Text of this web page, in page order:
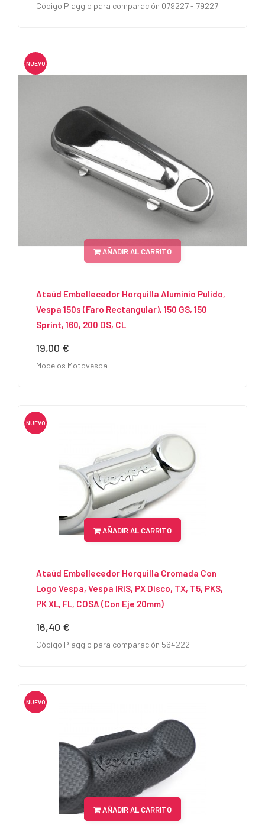
Código Piaggio para comparación 079227 - 79227
NUEVO
AÑADIR AL CARRITO
Ataúd Embellecedor Horquilla Aluminio Pulido,
Vespa 150s (faro Rectangular), 150 GS, 150
Sprint, 160, 200 DS, CL
Precio
19,00 €
Modelos Motovespa
NUEVO
AÑADIR AL CARRITO
Ataúd Embellecedor Horquilla Cromada Con
Logo Vespa, Vespa IRIS, PX Disco, TX, T5, PKS,
PK XL, FL, COSA (con Eje 20mm)
Precio
16,40 €
Código Piaggio para comparación 564222
NUEVO
AÑADIR AL CARRITO